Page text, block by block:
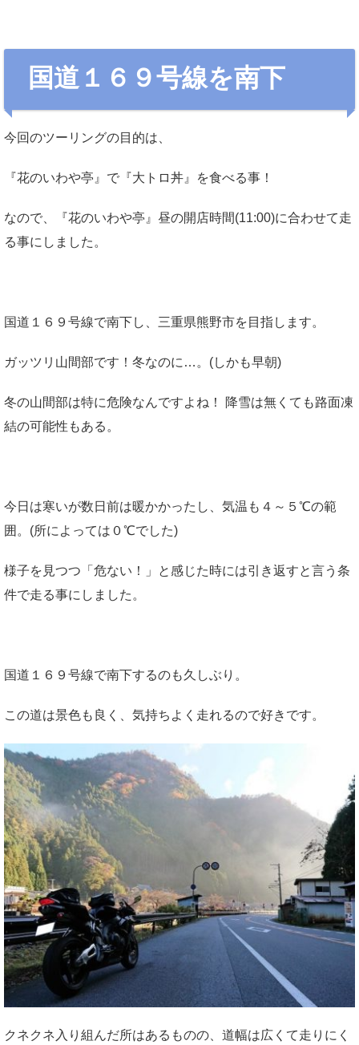
国道１６９号線を南下
今回のツーリングの目的は、
『花のいわや亭』で『大トロ丼』を食べる事！
なので、『花のいわや亭』昼の開店時間(11:00)に合わせて走
る事にしました。
国道１６９号線で南下し、三重県熊野市を目指します。
ガッツリ山間部です！冬なのに…。(しかも早朝)
冬の山間部は特に危険なんですよね！ 降雪は無くても路面凍
結の可能性もある。
今日は寒いが数日前は暖かかったし、気温も４～５℃の範
囲。(所によっては０℃でした)
様子を見つつ「危ない！」と感じた時には引き返すと言う条
件で走る事にしました。
国道１６９号線で南下するのも久しぶり。
この道は景色も良く、気持ちよく走れるので好きです。
クネクネ入り組んだ所はあるものの、道幅は広くて走りにく